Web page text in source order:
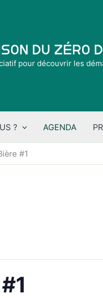
du Zéro
pour découvrir les
? AGENDA
#1